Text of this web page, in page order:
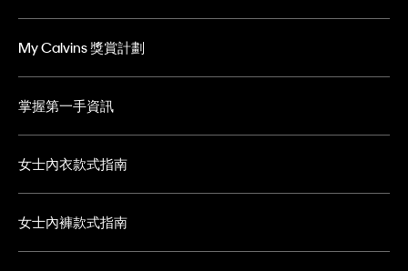
My Calvins 獎賞計劃
掌握第一手資訊
女士內衣款式指南
女士內褲款式指南